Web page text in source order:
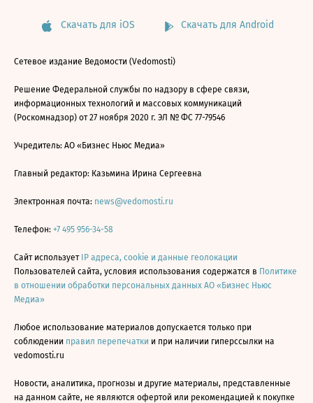
Скачать для iOS Скачать для Android
Сетевое издание Ведомости (Vedomosti)
Решение Федеральной службы по надзору в сфере связи,
информационных технологий и массовых коммуникаций
(Роскомнадзор) от 27 ноября 2020 г. ЭЛ № ФС 77-79546
Учредитель: АО «Бизнес Ньюс Медиа»
Главный редактор: Казьмина Ирина Сергеевна
Электронная почта: news@vedomosti.ru
Телефон: +7 495 956-34-58
Сайт использует IP адреса, cookie и данные геолокации
Пользователей сайта, условия использования содержатся в Политике
в отношении обработки персональных данных АО «Бизнес Ньюс
Медиа»
Любое использование материалов допускается только при
соблюдении правил перепечатки и при наличии гиперссылки на
vedomosti.ru
Новости, аналитика, прогнозы и другие материалы, представленные
на данном сайте, не являются офертой или рекомендацией к покупке